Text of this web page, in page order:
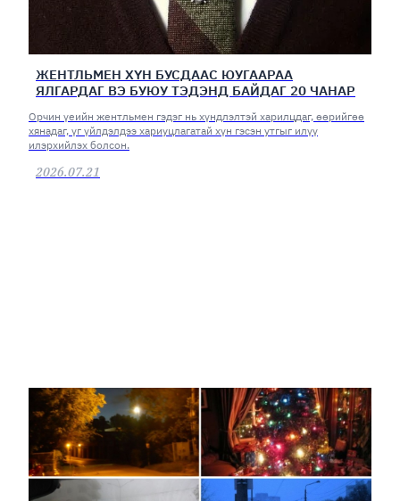
ЖЕНТЛЬМЕН ХҮН БУСДААС ЮУГААРАА
ЯЛГАРДАГ ВЭ БУЮУ ТЭДЭНД БАЙДАГ 20 ЧАНАР
Орчин үеийн жентльмен гэдэг нь хүндлэлтэй харилцдаг, өөрийгөө
хянадаг, үг үйлдэлдээ хариуцлагатай хүн гэсэн утгыг илүү
илэрхийлэх болсон.
2026.07.21